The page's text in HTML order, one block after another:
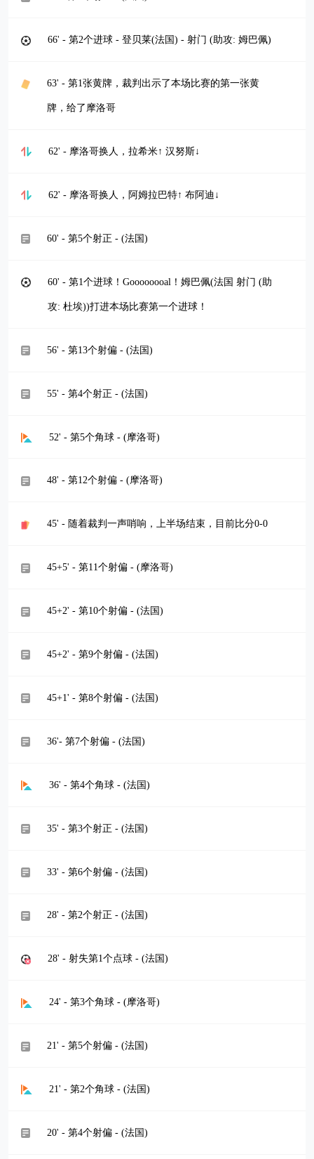
66' - 第2个进球 - 登贝莱(法国) - 射门 (助攻: 姆巴佩)
63' - 第1张黄牌，裁判出示了本场比赛的第一张黄
牌，给了摩洛哥
62' - 摩洛哥换人，拉希米↑ 汉努斯↓
62' - 摩洛哥换人，阿姆拉巴特↑ 布阿迪↓
60' - 第5个射正 - (法国)
60' - 第1个进球！Goooooooal！姆巴佩(法国 射门 (助
攻: 杜埃))打进本场比赛第一个进球！
56' - 第13个射偏 - (法国)
55' - 第4个射正 - (法国)
52' - 第5个角球 - (摩洛哥)
48' - 第12个射偏 - (摩洛哥)
45' - 随着裁判一声哨响，上半场结束，目前比分0-0
45+5' - 第11个射偏 - (摩洛哥)
45+2' - 第10个射偏 - (法国)
45+2' - 第9个射偏 - (法国)
45+1' - 第8个射偏 - (法国)
36'- 第7个射偏 - (法国)
36' - 第4个角球 - (法国)
35' - 第3个射正 - (法国)
33' - 第6个射偏 - (法国)
28' - 第2个射正 - (法国)
28' - 射失第1个点球 - (法国)
24' - 第3个角球 - (摩洛哥)
21' - 第5个射偏 - (法国)
21' - 第2个角球 - (法国)
20' - 第4个射偏 - (法国)